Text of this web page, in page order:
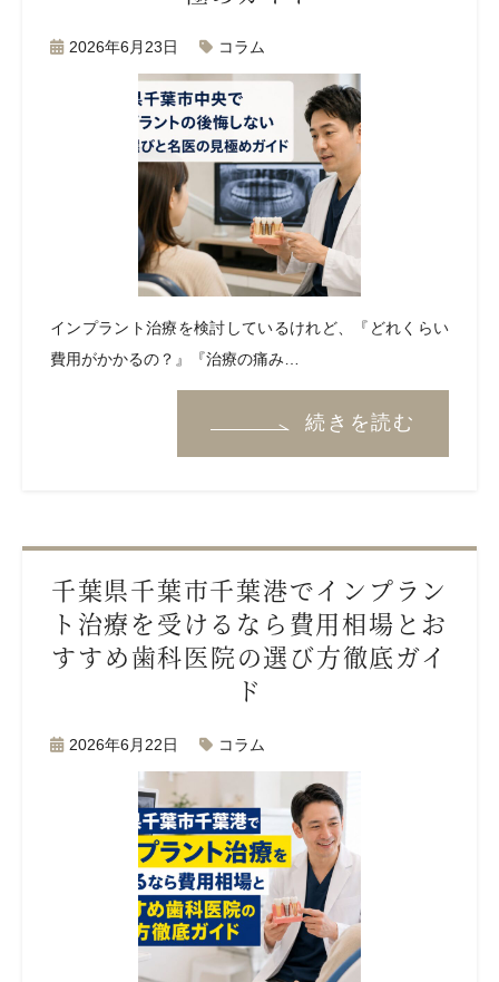
2026年6月23日 コラム
インプラント治療を検討しているけれど、『どれくらい
費用がかかるの？』『治療の痛み…
続きを読む
千葉県千葉市千葉港でインプラン
ト治療を受けるなら費用相場とお
すすめ歯科医院の選び方徹底ガイ
ド
2026年6月22日 コラム